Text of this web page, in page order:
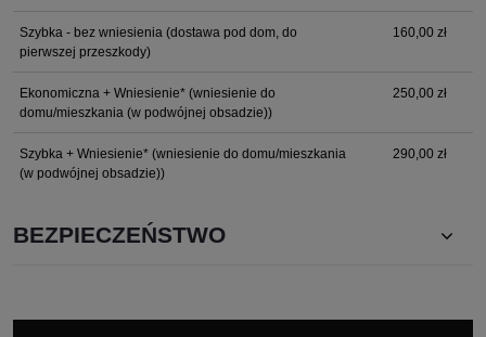
Szybka - bez wniesienia (dostawa pod dom, do
pierwszej przeszkody)
160,00 zł
Ekonomiczna + Wniesienie* (wniesienie do
domu/mieszkania (w podwójnej obsadzie))
250,00 zł
Szybka + Wniesienie* (wniesienie do domu/mieszkania
(w podwójnej obsadzie))
290,00 zł
BEZPIECZEŃSTWO